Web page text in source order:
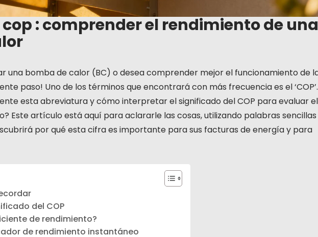
: comprender el rendimiento de una
una bomba de calor (BC) o desea comprender mejor el funcionamiento de
paso! Uno de los términos que encontrará con más frecuencia es el ‘COP’.
esta abreviatura y cómo interpretar el significado del COP para evaluar el
Este artículo está aquí para aclararle las cosas, utilizando palabras sencillas
por qué esta cifra es importante para sus facturas de energía y para
del COP
de rendimiento?
de rendimiento instantáneo